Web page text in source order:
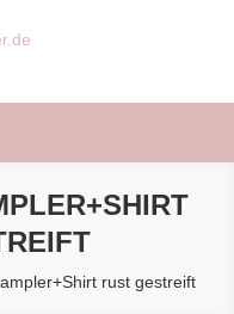
rust gestreift